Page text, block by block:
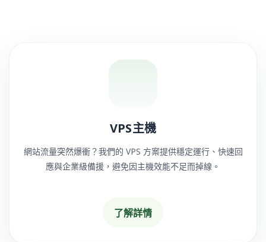
VPS主機
網站流量突然爆衝？我們的 VPS 方案提供穩定運行、快速回
應與企業級備援，避免因主機效能不足而掉線。
了解詳情